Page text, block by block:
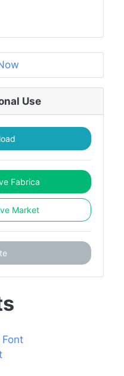
Use
Fabrica
Market
Font